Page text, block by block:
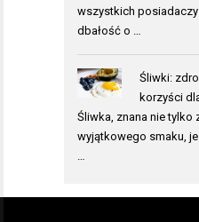
wszystkich
dbałość o …
Śliwki:
korzyści
Śliwka, znana nie tylko
wyjątkowego smaku,
…